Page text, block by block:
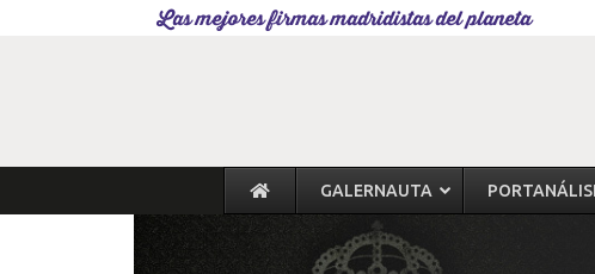
Las mejores firmas madridistas del planeta
GALERNAUTA